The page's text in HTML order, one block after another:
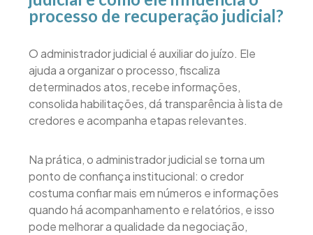
processo de recuperação judicial?
O administrador judicial é auxiliar do juízo. Ele
ajuda a organizar o processo, fiscaliza
determinados atos, recebe informações,
consolida habilitações, dá transparência à lista de
credores e acompanha etapas relevantes.
Na prática, o administrador judicial se torna um
ponto de confiança institucional: o credor
costuma confiar mais em números e informações
quando há acompanhamento e relatórios, e isso
pode melhorar a qualidade da negociação,